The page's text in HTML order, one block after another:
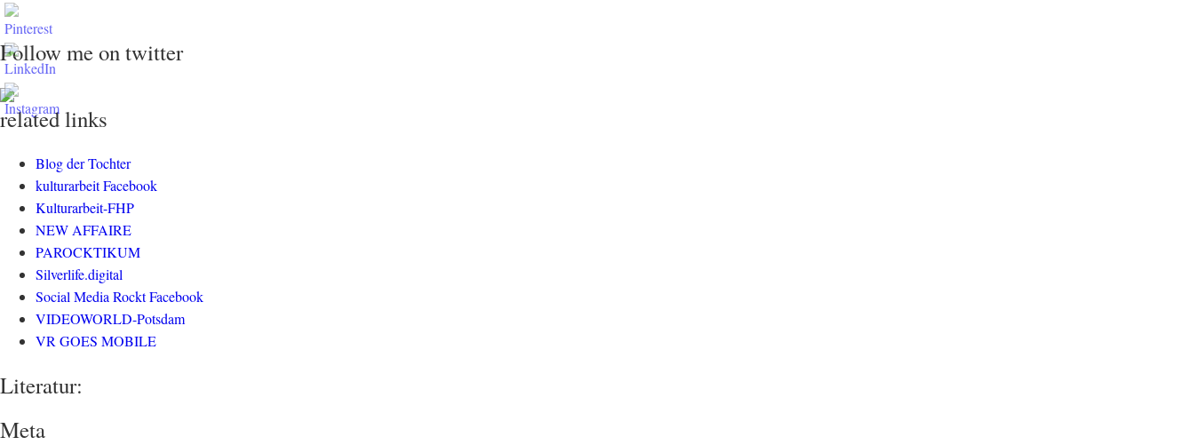
Follow me on twitter
related links
Blog der Tochter
kulturarbeit Facebook
Kulturarbeit-FHP
NEW AFFAIRE
PAROCKTIKUM
Silverlife.digital
Social Media Rockt Facebook
VIDEOWORLD-Potsdam
VR GOES MOBILE
Literatur:
Meta